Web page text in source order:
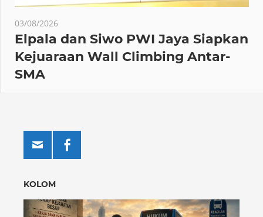
03/08/2026
Elpala dan Siwo PWI Jaya Siapkan
Kejuaraan Wall Climbing Antar-
SMA
KOLOM